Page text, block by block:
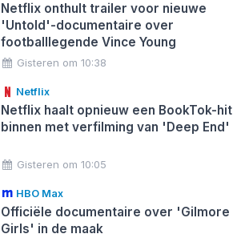
Netflix onthult trailer voor nieuwe
'Untold'-documentaire over
footballlegende Vince Young
Gisteren om 10:38
Netflix
Netflix haalt opnieuw een BookTok-hit
binnen met verfilming van 'Deep End'
Gisteren om 10:05
HBO Max
Officiële documentaire over 'Gilmore
Girls' in de maak